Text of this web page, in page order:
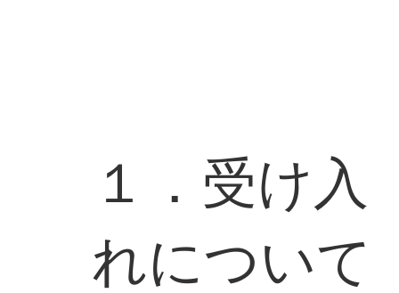
１．受け入
れについて